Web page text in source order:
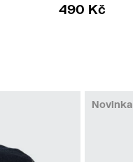
490 Kč
Novinka